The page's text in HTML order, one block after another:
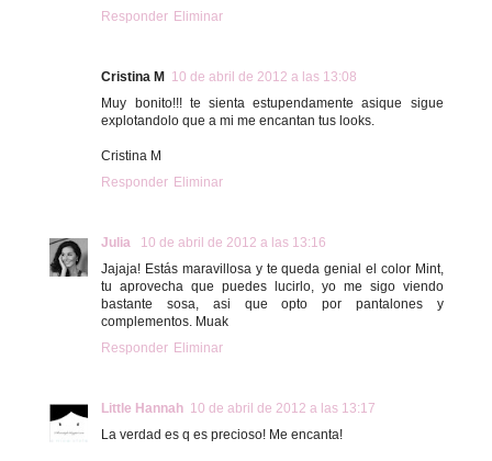
Responder Eliminar
Cristina M
10 de abril de 2012 a las 13:08
Muy bonito!!! te sienta estupendamente asique sigue
explotandolo que a mi me encantan tus looks.
Cristina M
Responder Eliminar
Julia
10 de abril de 2012 a las 13:16
Jajaja! Estás maravillosa y te queda genial el color Mint,
tu aprovecha que puedes lucirlo, yo me sigo viendo
bastante sosa, asi que opto por pantalones y
complementos. Muak
Responder Eliminar
Little Hannah 10 de abril de 2012 a las 13:17
La verdad es q es precioso! Me encanta!